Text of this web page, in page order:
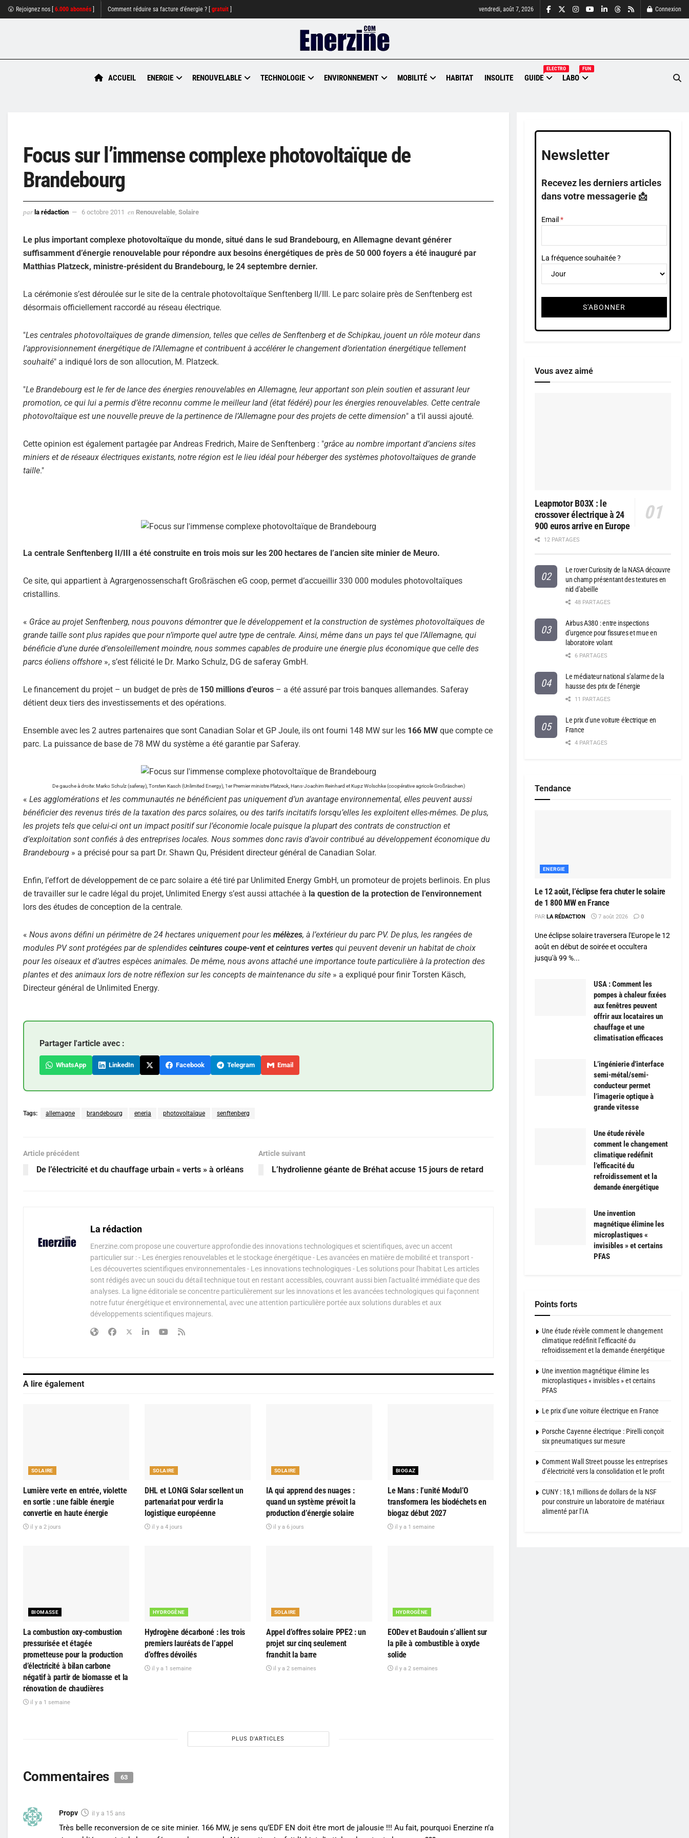
😮 Rejoignez nos [ 6.000 abonnés Comment réduire sa facture d'énergie ? [ gratuit vendredi, août 7, 2026 Connexion
ACCUEIL ENERGIE RENOUVELABLE TECHNOLOGIE ENVIRONNEMENT MOBILITÉ HABITAT INSOLITE GUIDE
ELECTRO
LABO
FUN
Focus sur l’immense complexe photovoltaïque de
Brandebourg
par la rédaction 6 octobre 2011 en Renouvelable Solaire
Le plus important complexe photovoltaïque du monde, situé dans le sud Brandebourg, en Allemagne devant générer
suffisamment d’énergie renouvelable pour répondre aux besoins énergétiques de près de 50 000 foyers a été inauguré par
Matthias Platzeck, ministre-président du Brandebourg, le 24 septembre dernier.
La cérémonie s’est déroulée sur le site de la centrale photovoltaïque Senftenberg II/III. Le parc solaire près de Senftenberg est
désormais officiellement raccordé au réseau électrique.
"Les centrales photovoltaïques de grande dimension, telles que celles de Senftenberg et de Schipkau, jouent un rôle moteur dans
l’approvisionnement énergétique de l’Allemagne et contribuent à accélérer le changement d’orientation énergétique tellement
souhaité" a indiqué lors de son allocution, M. Platzeck.
"Le Brandebourg est le fer de lance des énergies renouvelables en Allemagne, leur apportant son plein soutien et assurant leur
promotion, ce qui lui a permis d’être reconnu comme le meilleur land (état fédéré) pour les énergies renouvelables. Cette centrale
photovoltaïque est une nouvelle preuve de la pertinence de l’Allemagne pour des projets de cette dimension" a t’il aussi ajouté.
Cette opinion est également partagée par Andreas Fredrich, Maire de Senftenberg : "grâce au nombre important d’anciens sites
miniers et de réseaux électriques existants, notre région est le lieu idéal pour héberger des systèmes photovoltaïques de grande
taille."
La centrale Senftenberg II/III a été construite en trois mois sur les 200 hectares de l’ancien site minier de Meuro.
Ce site, qui appartient à Agrargenossenschaft Großräschen eG coop, permet d’accueillir 330 000 modules photovoltaïques
cristallins.
« Grâce au projet Senftenberg, nous pouvons démontrer que le développement et la construction de systèmes photovoltaïques de
grande taille sont plus rapides que pour n’importe quel autre type de centrale. Ainsi, même dans un pays tel que l’Allemagne, qui
bénéficie d’une durée d’ensoleillement moindre, nous sommes capables de produire une énergie plus économique que celle des
parcs éoliens offshore », s’est félicité le Dr. Marko Schulz, DG de saferay GmbH.
Le financement du projet – un budget de près de 150 millions d’euros – a été assuré par trois banques allemandes. Saferay
détient deux tiers des investissements et des opérations.
Ensemble avec les 2 autres partenaires que sont Canadian Solar et GP Joule, ils ont fourni 148 MW sur les 166 MW que compte ce
parc. La puissance de base de 78 MW du système a été garantie par Saferay.
De gauche à droite: Marko Schulz (saferay), Torsten Kasch (Unlimited Energy), 1er Premier ministre Platzeck, Hans-Joachim Reinhard et Kupz Wolschke (coopérative agricole Großräschen)
« Les agglomérations et les communautés ne bénéficient pas uniquement d’un avantage environnemental, elles peuvent aussi
bénéficier des revenus tirés de la taxation des parcs solaires, ou des tarifs incitatifs lorsqu’elles les exploitent elles-mêmes. De plus,
les projets tels que celui-ci ont un impact positif sur l’économie locale puisque la plupart des contrats de construction et
d’exploitation sont confiés à des entreprises locales. Nous sommes donc ravis d’avoir contribué au développement économique du
Brandebourg » a précisé pour sa part Dr. Shawn Qu, Président directeur général de Canadian Solar.
Enfin, l’effort de développement de ce parc solaire a été tiré par Unlimited Energy GmbH, un promoteur de projets berlinois. En plus
de travailler sur le cadre légal du projet, Unlimited Energy s’est aussi attachée à la question de la protection de l’environnement
lors des études de conception de la centrale.
« Nous avons défini un périmètre de 24 hectares uniquement pour les mélèzes, à l’extérieur du parc PV. De plus, les rangées de
modules PV sont protégées par de splendides ceintures coupe-vent et ceintures vertes qui peuvent devenir un habitat de choix
pour les oiseaux et d’autres espèces animales. De même, nous avons attaché une importance toute particulière à la protection des
plantes et des animaux lors de notre réflexion sur les concepts de maintenance du site » a expliqué pour finir Torsten Käsch,
Directeur général de Unlimited Energy.
Partager l'article avec :
WhatsApp LinkedIn Facebook Telegram Email
Tags: allemagne brandebourg eneria photovoltaïque senftenberg
Article précédent
De l’électricité et du chauffage urbain « verts » à orléans
Article suivant
L’hydrolienne géante de Bréhat accuse 15 jours de retard
La rédaction
Enerzine.com propose une couverture approfondie des innovations technologiques et scientifiques, avec un accent
particulier sur : - Les énergies renouvelables et le stockage énergétique - Les avancées en matière de mobilité et transport -
Les découvertes scientifiques environnementales - Les innovations technologiques - Les solutions pour l'habitat Les articles
sont rédigés avec un souci du détail technique tout en restant accessibles, couvrant aussi bien l'actualité immédiate que des
analyses. La ligne éditoriale se concentre particulièrement sur les innovations et les avancées technologiques qui façonnent
notre futur énergétique et environnemental, avec une attention particulière portée aux solutions durables et aux
développements scientifiques majeurs.
A lire également
SOLAIRE
Lumière verte en entrée, violette
en sortie : une faible énergie
convertie en haute énergie
il y a 2 jours
SOLAIRE
DHL et LONGi Solar scellent un
partenariat pour verdir la
logistique européenne
il y a 4 jours
SOLAIRE
IA qui apprend des nuages :
quand un système prévoit la
production d’énergie solaire
il y a 6 jours
BIOGAZ
Le Mans : l’unité Modul’O
transformera les biodéchets en
biogaz début 2027
il y a 1 semaine
BIOMASSE
La combustion oxy-combustion
pressurisée et étagée
prometteuse pour la production
d’électricité à bilan carbone
négatif à partir de biomasse et la
rénovation de chaudières
il y a 1 semaine
HYDROGÈNE
Hydrogène décarboné : les trois
premiers lauréats de l’appel
d’offres dévoilés
il y a 1 semaine
SOLAIRE
Appel d’offres solaire PPE2 : un
projet sur cinq seulement
franchit la barre
il y a 2 semaines
HYDROGÈNE
EODev et Baudouin s’allient sur
la pile à combustible à oxyde
solide
il y a 2 semaines
PLUS D'ARTICLES
Commentaires 63
Propv il y a 15 ans
Très belle reconversion de ce site minier. 166 MW, je sens qu’EDF EN doit être mort de jalousie !!! Au fait, pourquoi Enerzine n’a
Newsletter
Recevez les derniers articles
dans votre messagerie 📩
Email
La fréquence souhaitée ?
Vous avez aimé
Leapmotor B03X : le
crossover électrique à 24
900 euros arrive en Europe
12 PARTAGES
Le rover Curiosity de la NASA découvre
un champ présentant des textures en
nid d’abeille
48 PARTAGES
Airbus A380 : entre inspections
d’urgence pour fissures et mue en
laboratoire volant
6 PARTAGES
Le médiateur national s’alarme de la
hausse des prix de l’énergie
11 PARTAGES
Le prix d’une voiture électrique en
France
4 PARTAGES
Tendance
ENERGIE
Le 12 août, l’éclipse fera chuter le solaire
de 1 800 MW en France
PAR LA RÉDACTION 7 août 2026 0
Une éclipse solaire traversera l'Europe le 12
août en début de soirée et occultera
jusqu'à 99 %...
USA : Comment les
pompes à chaleur fixées
aux fenêtres peuvent
offrir aux locataires un
chauffage et une
climatisation efficaces
L’ingénierie d’interface
semi-métal/semi-
conducteur permet
l’imagerie optique à
grande vitesse
Une étude révèle
comment le changement
climatique redéfinit
l’efficacité du
refroidissement et la
demande énergétique
Une invention
magnétique élimine les
microplastiques «
invisibles » et certains
PFAS
Points forts
Une étude révèle comment le changement
climatique redéfinit l’efficacité du
refroidissement et la demande énergétique
Une invention magnétique élimine les
microplastiques « invisibles » et certains
PFAS
Le prix d’une voiture électrique en France
Porsche Cayenne électrique : Pirelli conçoit
six pneumatiques sur mesure
Comment Wall Street pousse les entreprises
d’électricité vers la consolidation et le profit
CUNY : 18,1 millions de dollars de la NSF
pour construire un laboratoire de matériaux
alimenté par l’IA